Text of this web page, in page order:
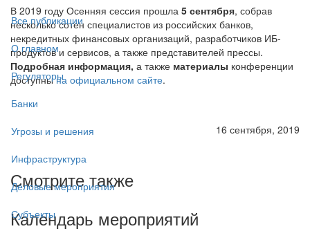
Все публикации
О главном
Регуляторы
Банки
Угрозы и решения
Инфраструктура
Деловые мероприятия
Субъекты
В 2019 году Осенняя сессия прошла 5 сентября, собрав
несколько сотен специалистов из российских банков,
некредитных финансовых организаций, разработчиков ИБ-
продуктов и сервисов, а также представителей прессы.
Подробная информация, а также материалы конференции
доступнына официальном сайте.
16 сентября, 2019
Смотрите также
Календарь мероприятий